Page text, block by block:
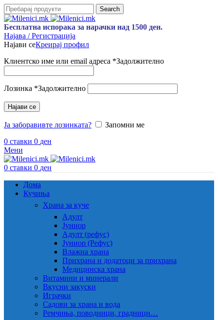
Search
Бесплатна испорака за нарачки над 1500 ден.
Најава / Регистрација
Најави сеКреирај профил
Клиентско име или email адреса *Задолжително
Лозинка *Задолжително
Најави се
Ја заборавивте лозинката?
Запомни ме
0 ставки 0 ден
Мени
0 ставки 0 ден
Дома
Кучиња
Храна за куче
Адулт
Јуниор
Адулт (рефус)
Јуниор (Рефус)
Влажна храна
Прихрана и додатоци за прихрана
Медицинска храна
Витамини и минерали
Вкусни закуски
Играчки
Садови за храна и вода
Ремчиња, поводници, градници…